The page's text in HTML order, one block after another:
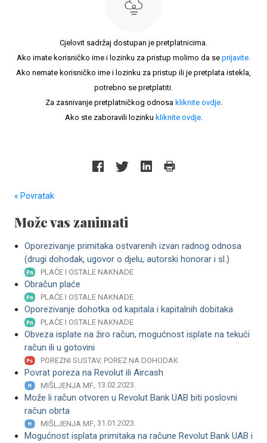
Cjelovit sadržaj dostupan je pretplatnicima.
Ako imate korisničko ime i lozinku za pristup molimo da se prijavite.
Ako nemate korisničko ime i lozinku za pristup ili je pretplata istekla,
potrebno se pretplatiti.
Za zasnivanje pretplatničkog odnosa kliknite ovdje.
Ako ste zaboravili lozinku kliknite ovdje.
« Povratak
Može vas zanimati
Oporezivanje primitaka ostvarenih izvan radnog odnosa
(drugi dohodak, ugovor o djelu, autorski honorar i sl.)
PLAĆE I OSTALE NAKNADE
Obračun plaće
PLAĆE I OSTALE NAKNADE
Oporezivanje dohotka od kapitala i kapitalnih dobitaka
PLAĆE I OSTALE NAKNADE
Obveza isplate na žiro račun, mogućnost isplate na tekući
račun ili u gotovini
POREZNI SUSTAV, POREZ NA DOHODAK
Povrat poreza na Revolut ili Aircash
MIŠLJENJA MF, 13.02.2023.
Može li račun otvoren u Revolut Bank UAB biti poslovni
račun obrta
MIŠLJENJA MF, 31.01.2023.
Mogućnost isplata primitaka na račune Revolut Bank UAB i